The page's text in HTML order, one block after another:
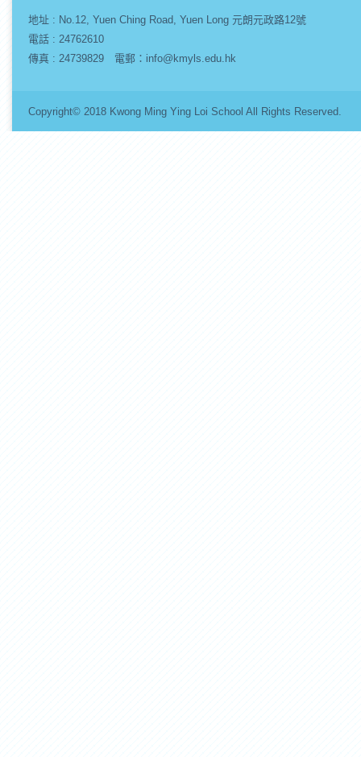
地址 : No.12, Yuen Ching Road, Yuen Long 元朗元政路12號
電話 : 24762610
傳真 : 24739829 電郵：info@kmyls.edu.hk
Copyright© 2018 Kwong Ming Ying Loi School All Rights Reserved.